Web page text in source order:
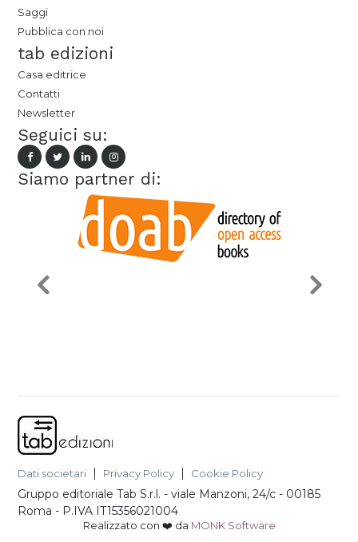
Saggi
Pubblica con noi
tab edizioni
Casa editrice
Contatti
Newsletter
Seguici su:
Siamo partner di:
Dati societari Privacy Policy Cookie Policy
Gruppo editoriale Tab S.r.l. -viale Manzoni, 24/c - 00185
Roma - P.IVA IT15356021004
Realizzato con ❤️ da MONK Software